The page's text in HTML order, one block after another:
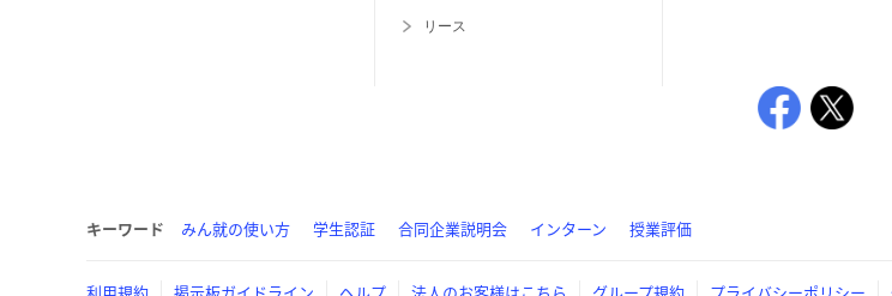
リース
キーワード みん就の使い方 学生認証 合同企業説明会 インターン 授業評価